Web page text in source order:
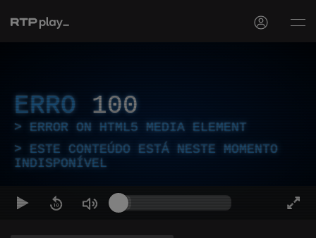
ERRO 100
ERROR ON HTML5 MEDIA ELEMENT
ESTE CONTEÚDO ESTÁ NESTE MOMENTO
INDISPONÍVEL